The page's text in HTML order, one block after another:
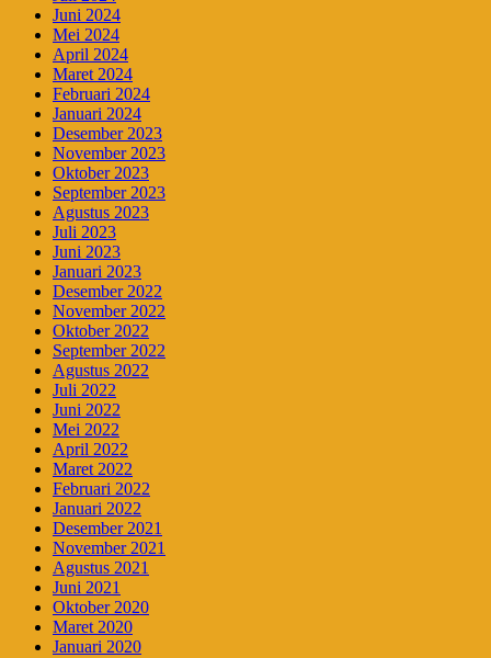
Juni 2024
Mei 2024
April 2024
Maret 2024
Februari 2024
Januari 2024
Desember 2023
November 2023
Oktober 2023
September 2023
Agustus 2023
Juli 2023
Juni 2023
Januari 2023
Desember 2022
November 2022
Oktober 2022
September 2022
Agustus 2022
Juli 2022
Juni 2022
Mei 2022
April 2022
Maret 2022
Februari 2022
Januari 2022
Desember 2021
November 2021
Agustus 2021
Juni 2021
Oktober 2020
Maret 2020
Januari 2020